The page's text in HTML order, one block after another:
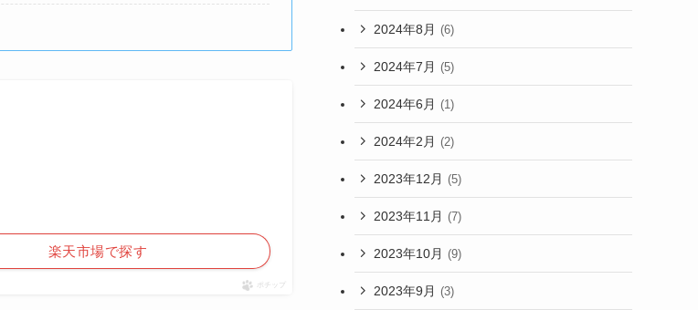
楽天市場で探す
ポチップ
2024年8月 (6)
2024年7月 (5)
2024年6月 (1)
2024年2月 (2)
2023年12月 (5)
2023年11月 (7)
2023年10月 (9)
2023年9月 (3)